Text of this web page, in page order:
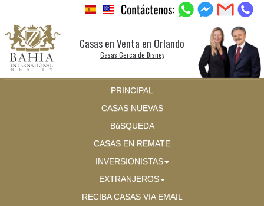
Casas en Venta en Orlando
Casas Cerca de Disney
PRINCIPAL
CASAS NUEVAS
BúSQUEDA
CASAS EN REMATE
INVERSIONISTAS
EXTRANJEROS
RECIBA CASAS VIA EMAIL